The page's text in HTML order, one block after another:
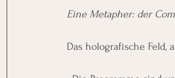
Eine Metapher: der
Das holografische